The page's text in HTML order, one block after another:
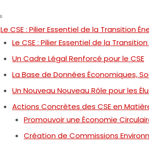
Le CSE : Pilier Essentiel de la Transition
Le CSE : Pilier Essentiel de la
Un Cadre Légal Renforcé pour le CSE
La Base de Données Économiques,
Un Nouveau Nouveau Rôle pour les
Actions Concrètes des CSE en
Promouvoir une Économie
Création de Commissions